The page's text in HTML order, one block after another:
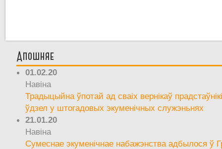
Апошняе
01.02.20
Навіна
Традыцыйна ўпотай ад сваіх вернікаў
ўдзел у штогадовых экуменічных служэньнях
21.01.20
Навіна
Сумеснае экуменічнае набажэнства адбылося ў